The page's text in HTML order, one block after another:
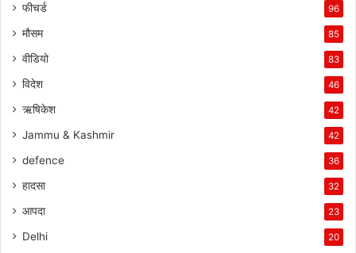
फीचर्ड 96
मौसम 85
वीडियो 83
विदेश 46
ऋषिकेश 42
Jammu & Kashmir 42
defence 36
हादसा 32
आपदा 23
Delhi 20